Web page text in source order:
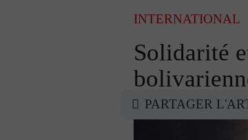
INTERNATIONAL
Solidarité
PARTAGER